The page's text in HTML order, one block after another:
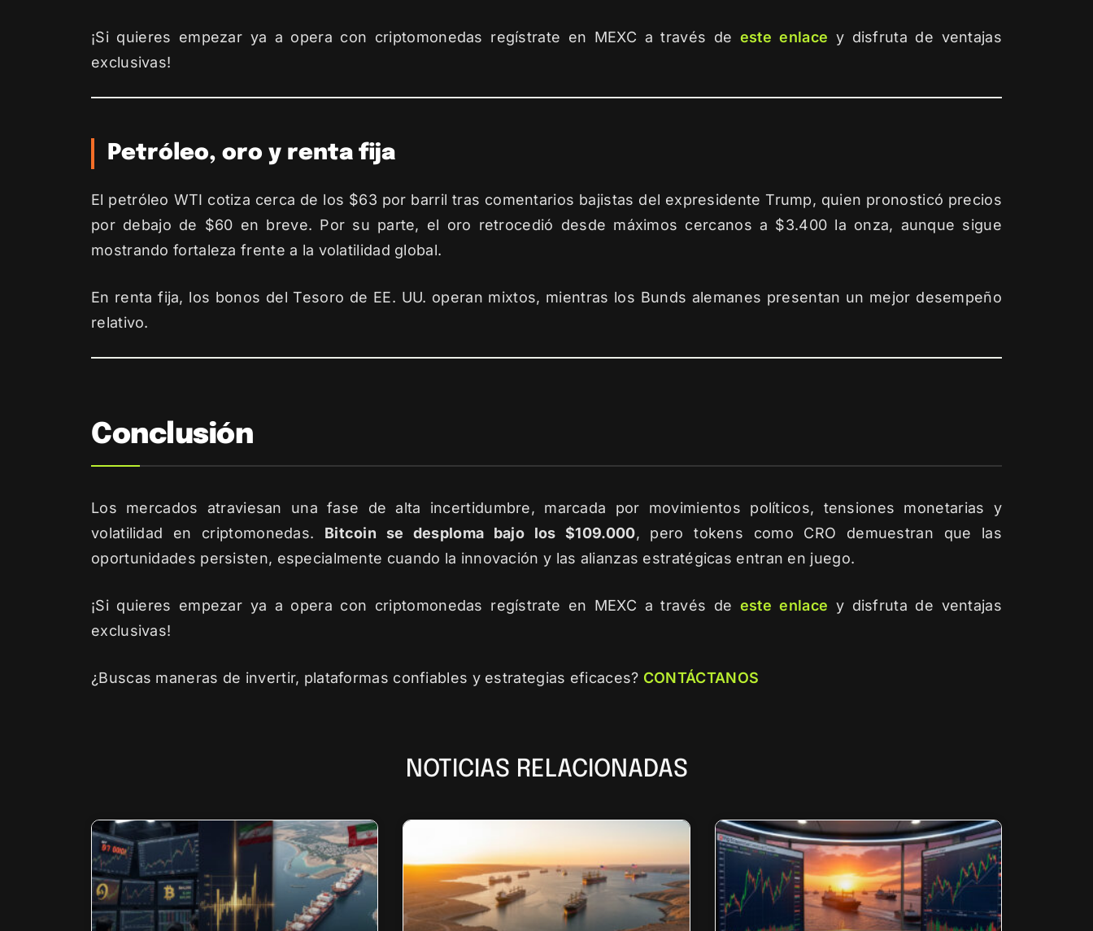
¡Si quieres empezar ya a opera con criptomonedas regístrate en MEXC a través de este enlace y disfruta de ventajas
exclusivas!
Petróleo, oro y renta fija
El petróleo WTI cotiza cerca de los $63 por barril tras comentarios bajistas del expresidente Trump, quien pronosticó precios
por debajo de $60 en breve. Por su parte, el oro retrocedió desde máximos cercanos a $3.400 la onza, aunque sigue
mostrando fortaleza frente a la volatilidad global.
En renta fija, los bonos del Tesoro de EE. UU. operan mixtos, mientras los Bunds alemanes presentan un mejor desempeño
relativo.
Conclusión
Los mercados atraviesan una fase de alta incertidumbre, marcada por movimientos políticos, tensiones monetarias y
volatilidad en criptomonedas. Bitcoin se desploma bajo los $109.000, pero tokens como CRO demuestran que las
oportunidades persisten, especialmente cuando la innovación y las alianzas estratégicas entran en juego.
¡Si quieres empezar ya a opera con criptomonedas regístrate en MEXC a través de este enlace y disfruta de ventajas
exclusivas!
¿Buscas maneras de invertir, plataformas confiables y estrategias eficaces? CONTÁCTANOS
NOTICIAS RELACIONADAS